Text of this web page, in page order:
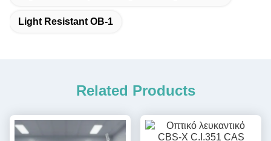
Light Resistant OB-1
Related Products